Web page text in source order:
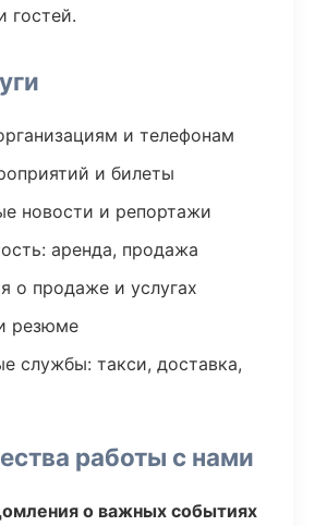
гостей.
и телефонам
и билеты
новости и репортажи
аренда, продажа
о продаже и услугах
резюме
службы: такси, доставка,
работы с нами
о важных событиях